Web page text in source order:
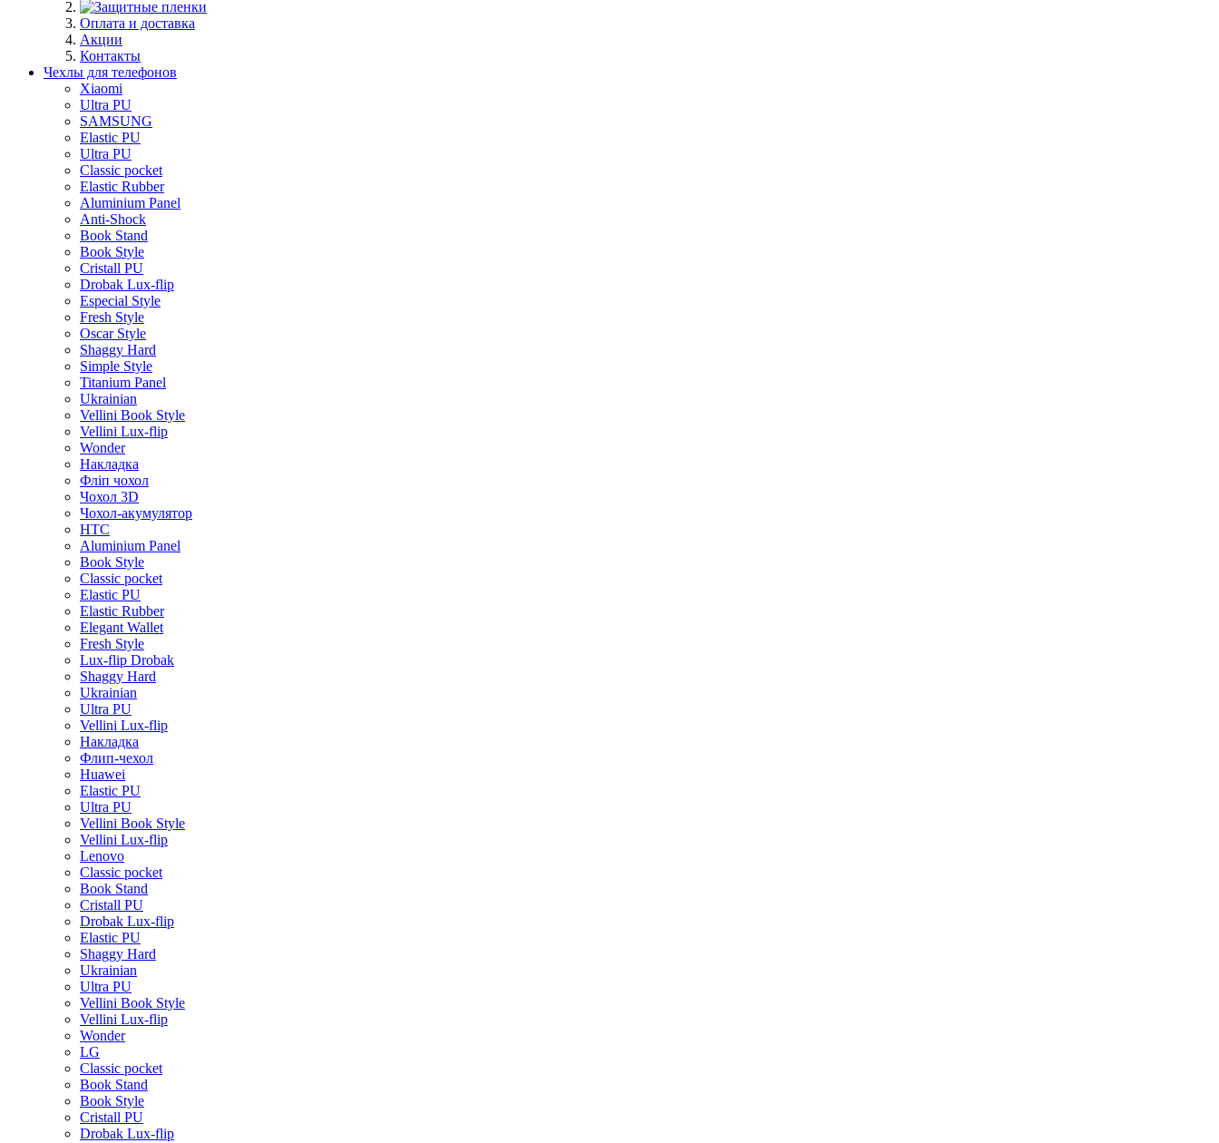
Оплата и доставка
Акции
Контакты
Чехлы для телефонов
Xiaomi
Ultra PU
SAMSUNG
Elastic PU
Ultra PU
Classic pocket
Elastic Rubber
Aluminium Panel
Anti-Shock
Book Stand
Book Style
Cristall PU
Drobak Lux-flip
Especial Style
Fresh Style
Oscar Style
Shaggy Hard
Simple Style
Titanium Panel
Ukrainian
Vellini Book Style
Vellini Lux-flip
Wonder
Накладка
Фліп чохол
Чохол 3D
Чохол-акумулятор
HTC
Aluminium Panel
Book Style
Classic pocket
Elastic PU
Elastic Rubber
Elegant Wallet
Fresh Style
Lux-flip Drobak
Shaggy Hard
Ukrainian
Ultra PU
Vellini Lux-flip
Накладка
Флип-чехол
Huawei
Elastic PU
Ultra PU
Vellini Book Style
Vellini Lux-flip
Lenovo
Classic pocket
Book Stand
Cristall PU
Drobak Lux-flip
Elastic PU
Shaggy Hard
Ukrainian
Ultra PU
Vellini Book Style
Vellini Lux-flip
Wonder
LG
Classic pocket
Book Stand
Book Style
Cristall PU
Drobak Lux-flip